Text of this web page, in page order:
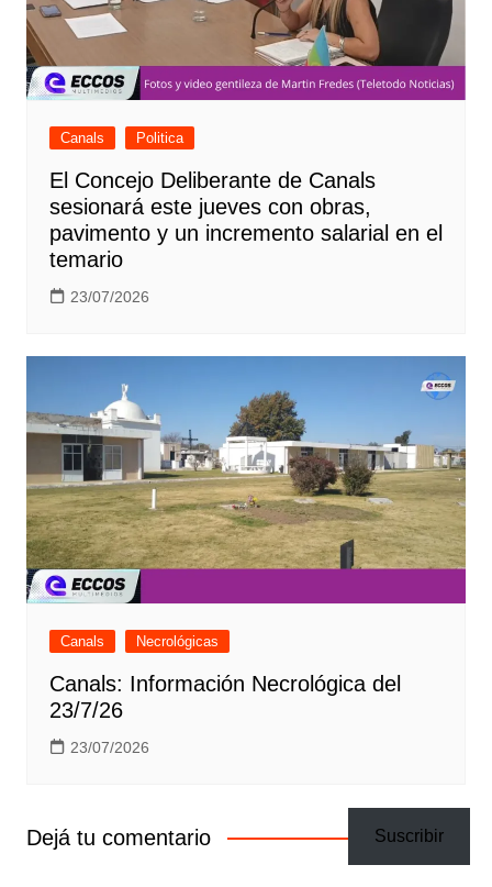
Canals Politica
El Concejo Deliberante de Canals
sesionará este jueves con obras,
pavimento y un incremento salarial en el
temario
23/07/2026
Canals Necrológicas
Canals: Información Necrológica del
23/7/26
23/07/2026
Dejá tu comentario Suscribir